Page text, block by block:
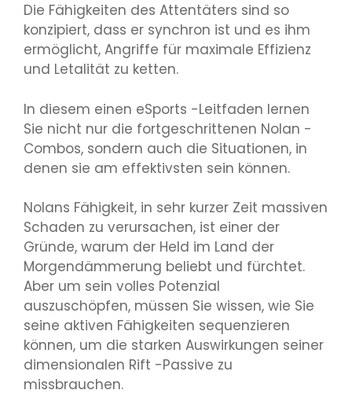
Die Fähigkeiten des Attentäters sind so
konzipiert, dass er synchron ist und es ihm
ermöglicht, Angriffe für maximale Effizienz
und Letalität zu ketten.
In diesem einen eSports -Leitfaden lernen
Sie nicht nur die fortgeschrittenen Nolan -
Combos, sondern auch die Situationen, in
denen sie am effektivsten sein können.
Nolans Fähigkeit, in sehr kurzer Zeit massiven
Schaden zu verursachen, ist einer der
Gründe, warum der Held im Land der
Morgendämmerung beliebt und fürchtet.
Aber um sein volles Potenzial
auszuschöpfen, müssen Sie wissen, wie Sie
seine aktiven Fähigkeiten sequenzieren
können, um die starken Auswirkungen seiner
dimensionalen Rift -Passive zu
missbrauchen.